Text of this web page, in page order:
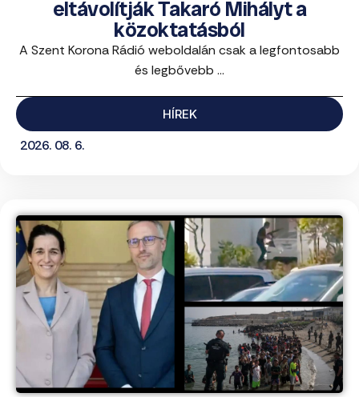
eltávolítják Takaró Mihályt a
közoktatásból
A Szent Korona Rádió weboldalán csak a legfontosabb
és legbővebb ...
HÍREK
2026. 08. 6.